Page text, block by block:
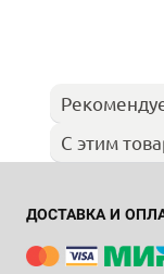
С этим
ДОСТАВКА И